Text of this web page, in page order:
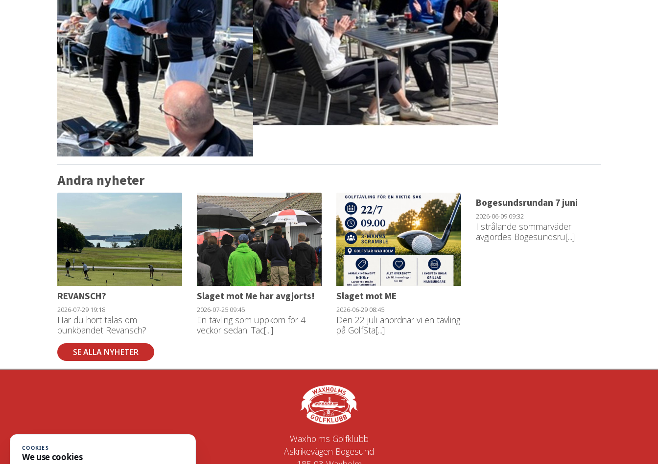
Andra nyheter
REVANSCH?
2026-07-29 19:18
Har du hört talas om
punkbandet Revansch?
Slaget mot Me har avgjorts!
2026-07-25 09:45
En tävling som uppkom för 4
veckor sedan. Tac[...]
Slaget mot ME
2026-06-29 08:45
Den 22 juli anordnar vi en tävling
på GolfSta[...]
Bogesundsrundan 7 juni
2026-06-09 09:32
I strålande sommarväder
avgjordes Bogesundsru[...]
SE ALLA NYHETER
Waxholms Golfklubb
Askrikevägen Bogesund
COOKIES
We use cookies